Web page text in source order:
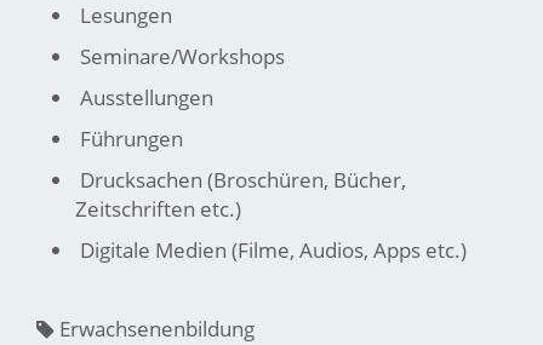
Lesungen
Seminare/Workshops
Ausstellungen
Führungen
Drucksachen (Broschüren, Bücher,
Zeitschriften etc.)
Digitale Medien (Filme, Audios, Apps etc.)
Erwachsenenbildung